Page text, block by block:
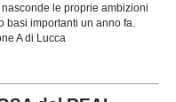
le proprie ambizioni
basi importanti un anno fa.
A di Lucca